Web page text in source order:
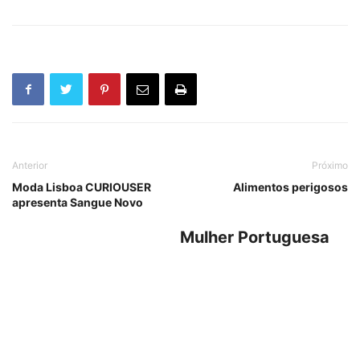
Anterior
Moda Lisboa CURIOUSER
apresenta Sangue Novo
Próximo
Alimentos perigosos
Mulher Portuguesa